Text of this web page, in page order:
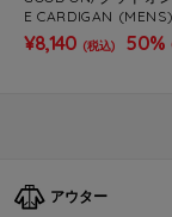
E CARDIGAN (MENS)
¥8,140 (税込) 50%
アウター